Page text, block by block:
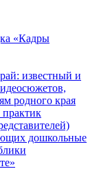
«Кадры
известный и
родного края
дошкольные